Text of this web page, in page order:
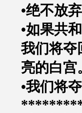
•绝不放
•如果共
我们将夺
亮的白宫
•我们将